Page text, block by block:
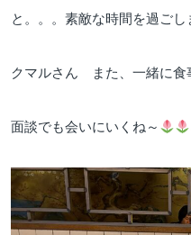
と。。。素敵な時間を過ごし
クマルさん また、一緒に食
面談でも会いにいくね～